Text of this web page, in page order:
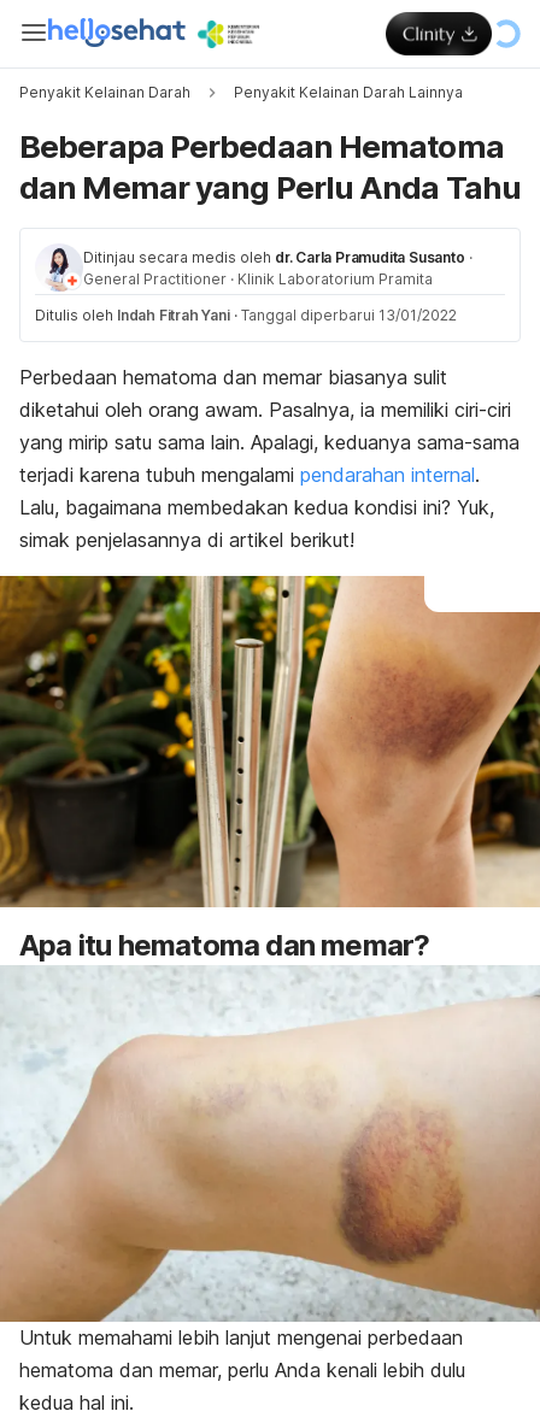
Penyakit Kelainan Darah Penyakit Kelainan Darah Lainnya
Beberapa Perbedaan Hematoma
dan Memar yang Perlu Anda Tahu
Ditinjau secara medis oleh dr. Carla Pramudita Susanto ·
General Practitioner · Klinik Laboratorium Pramita
Ditulis oleh Indah Fitrah Yani · Tanggal diperbarui 13/01/2022
Perbedaan hematoma dan memar biasanya sulit
diketahui oleh orang awam. Pasalnya, ia memiliki ciri-ciri
yang mirip satu sama lain. Apalagi, keduanya sama-sama
terjadi karena tubuh mengalami pendarahan internal.
Lalu, bagaimana membedakan kedua kondisi ini? Yuk,
simak penjelasannya di artikel berikut!
Apa itu hematoma dan memar?
Untuk memahami lebih lanjut mengenai perbedaan
hematoma dan memar, perlu Anda kenali lebih dulu
kedua hal ini.